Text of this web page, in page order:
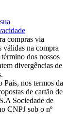
compras via
válidas na compra
dos nossos
divergências de
nos termos da
de cartão de
Sociedade de
CNPJ sob o nº